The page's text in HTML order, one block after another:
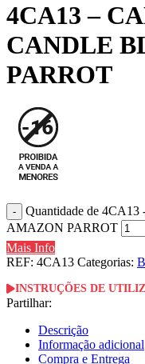
4CA13 –
CANDLE
PARROT
Quantidade de
AMAZON PARROT
Mais Info
REF: 4CA13 Categorias:
INSTRUÇÕES DE
Partilhar:
Descrição
Informação adicional
Compra e Entrega